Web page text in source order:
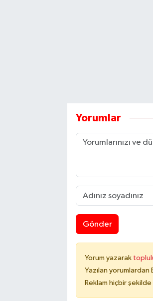
Yorumlar
Gönder
Yorum yazarak
Yazılan
Reklam hiçbir